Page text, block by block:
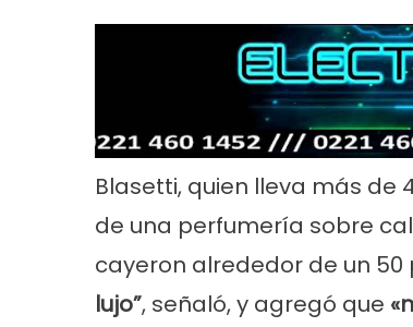
Blasetti, quien lleva más de
de una perfumería sobre
cayeron alrededor de un 50
lujo”, señaló, y agregó que